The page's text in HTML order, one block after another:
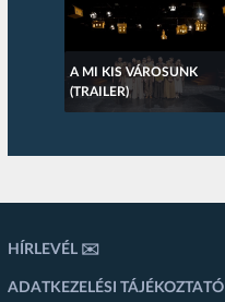
A MI KIS VÁROSUNK
(TRAILER)
HÍRLEVÉL ✉️
ADATKEZELÉSI TÁJÉKOZTATÓ